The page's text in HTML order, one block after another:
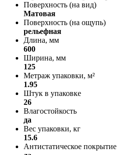
Поверхность (на вид)
Матовая
Поверхность (на ощупь)
рельефная
Длина, мм
600
Ширина, мм
125
Метраж упаковки, м²
1.95
Штук в упаковке
26
Влагостойкость
да
Вес упаковки, кг
15.6
Антистатическое покрытие